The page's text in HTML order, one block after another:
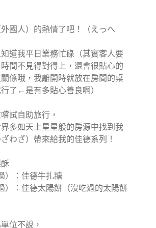
國人）的熱情了吧！（えっへ
知道我平日業務忙碌（其實客人要
間不見得對得上，還會很貼心的
係哦，我離開時就放在房間的桌
了←是有多貼心善良啊）
試自助旅行，
多如天上星星般的房源中找到我
わざ）帶來給我的佳德系列！
）：佳德牛扎糖
）：佳德太陽餅（沒吃過的太陽餅
位不說，